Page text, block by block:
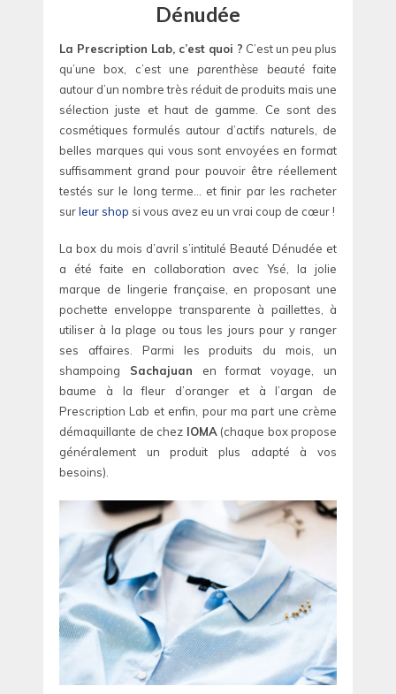
Dénudée
La Prescription Lab, c’est quoi ? C’est un peu plus
qu’une box, c’est uneparenthèse beautéfaite
autour d’un nombre très réduit de produits mais une
sélection juste et haut de gamme. Ce sont des
cosmétiques formulés autour d’actifs naturels, de
belles marques qui vous sont envoyées en format
suffisamment grand pour pouvoir être réellement
testés sur le long terme… et finir par les racheter
surleur shop si vous avez eu un vrai coup de cœur !
La box du mois d’avril s’intitulé Beauté Dénudée et
a été faite en collaboration avec Ysé, la jolie
marque de lingerie française, en proposant une
pochette enveloppe transparente à paillettes, à
utiliser à la plage ou tous les jours pour y ranger
ses affaires. Parmi les produits du mois, un
shampoing Sachajuan en format voyage, un
baume à la fleur d’oranger et à l’argan de
Prescription Lab et enfin, pour ma part une crème
démaquillante de chez IOMA (chaque box propose
généralement un produit plus adapté à vos
besoins).